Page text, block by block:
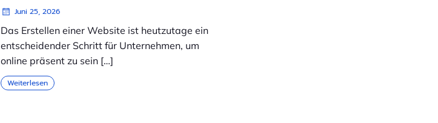
Juni 25, 2026
Das Erstellen einer Website ist heutzutage ein
entscheidender Schritt für Unternehmen, um
online präsent zu sein […]
Weiterlesen